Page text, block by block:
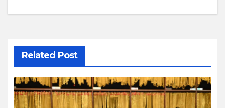
Related Post